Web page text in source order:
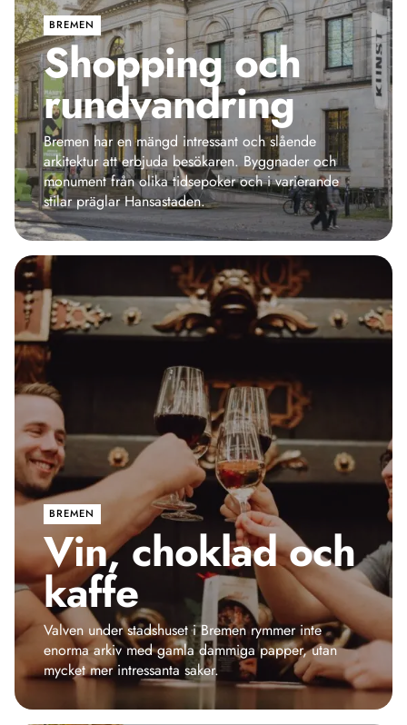
BREMEN
Shopping och
rundvandring
Bremen har en mängd intressant och slående
arkitektur att erbjuda besökaren. Byggnader och
monument från olika tidsepoker och i varierande
stilar präglar Hansastaden.
BREMEN
Vin, choklad och
kaffe
Valven under stadshuset i Bremen rymmer inte
enorma arkiv med gamla dammiga papper, utan
mycket mer intressanta saker.